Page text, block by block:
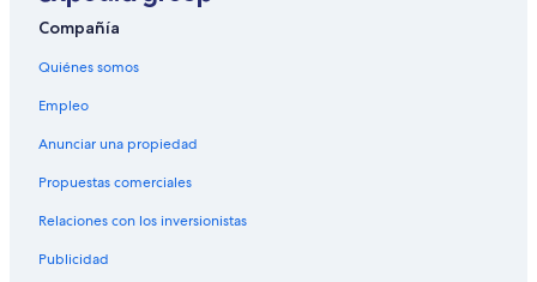
Hoteles con alberca en Merritt Island
Hoteles cerca de Isla Merritt
Hoteles baratos en Cocoa
Compañía
Quiénes somos
Empleo
Anunciar una propiedad
Propuestas comerciales
Relaciones con los inversionistas
Publicidad